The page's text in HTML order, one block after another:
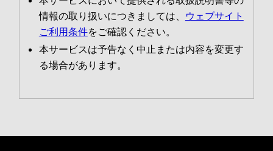
情報の取り扱いにつきましては、
ウェブサイト
ご利用条件をご確認ください。
本サービスは予告なく中止または内容を変更す
る場合があります。